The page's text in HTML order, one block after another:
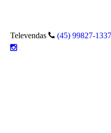
Televendas (45) 99827-1337